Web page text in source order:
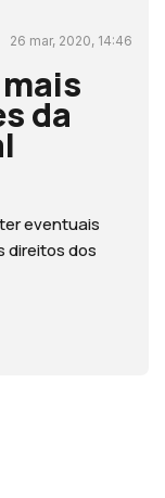
26 mar, 2020, 14:46
da
eventuais
direitos dos